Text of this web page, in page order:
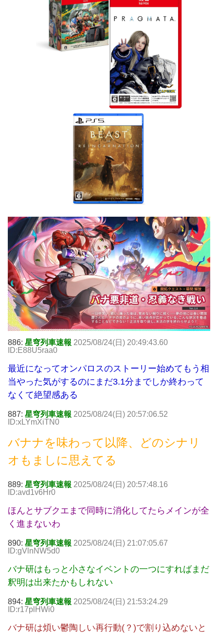
886: 星穹列車速報 2025/08/24(日) 20:49:43.60
ID:E88U5raa0
最近になってオンパロスのストーリー始めてもう相
当やった気がするのにまだ3.1分までしか終わって
なくて絶望感ある
887: 星穹列車速報 2025/08/24(日) 20:57:06.52
ID:xLYmXiTN0
バナナを味わって以降、どのシナリ
オもましに思えてる
889: 星穹列車速報 2025/08/24(日) 20:57:48.16
ID:avd1v6Hr0
ほんとサブクエまで同時に消化してたらメインが全
く進まないわ
890: 星穹列車速報 2025/08/24(日) 21:07:05.67
ID:gVlnNW5d0
バナ研はもっと小さなイベントの一つにすればまだ
釈明は出来たかもしれない
894: 星穹列車速報 2025/08/24(日) 21:53:24.29
ID:r17plHWi0
バナ研は煩い鬱陶しい再行動(？)で割り込めないと